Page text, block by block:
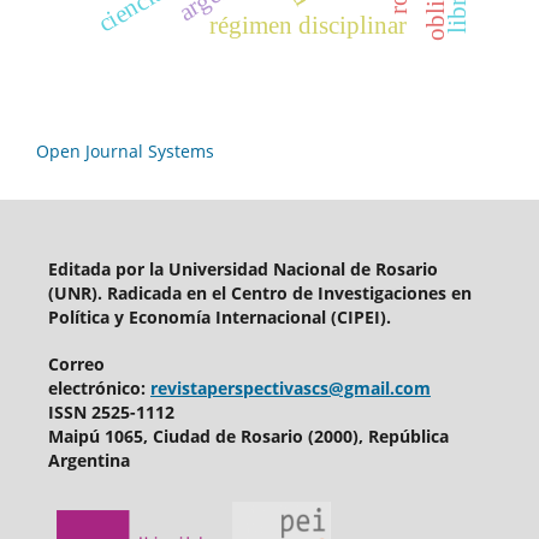
régimen disciplinar
Open Journal Systems
Editada por la Universidad Nacional de Rosario
(UNR). Radicada en el Centro de Investigaciones en
Política y Economía Internacional (CIPEI).
Correo
electrónico: revistaperspectivascs@gmail.com
ISSN 2525-1112
Maipú 1065, Ciudad de Rosario (2000), República
Argentina